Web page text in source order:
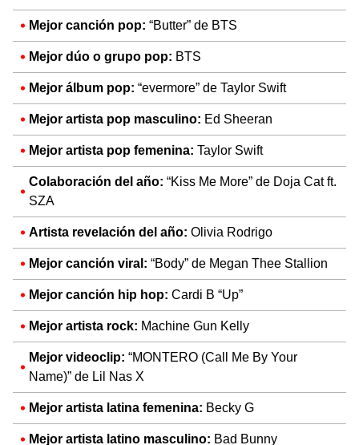
Mejor canción pop: “Butter” de BTS
Mejor dúo o grupo pop: BTS
Mejor álbum pop: “evermore” de Taylor Swift
Mejor artista pop masculino: Ed Sheeran
Mejor artista pop femenina: Taylor Swift
Colaboración del año: “Kiss Me More” de Doja Cat ft.
SZA
Artista revelación del año: Olivia Rodrigo
Mejor canción viral: “Body” de Megan Thee Stallion
Mejor canción hip hop: Cardi B “Up”
Mejor artista rock: Machine Gun Kelly
Mejor videoclip: “MONTERO (Call Me By Your
Name)” de Lil Nas X
Mejor artista latina femenina: Becky G
Mejor artista latino masculino: Bad Bunny